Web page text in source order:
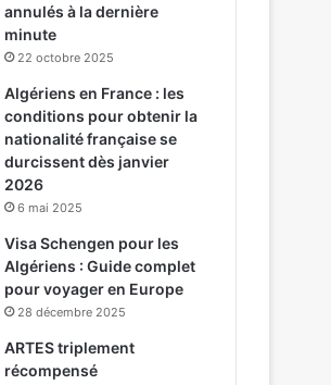
annulés à la dernière
minute
22 octobre 2025
Algériens en France : les
conditions pour obtenir la
nationalité française se
durcissent dès janvier
2026
6 mai 2025
Visa Schengen pour les
Algériens : Guide complet
pour voyager en Europe
28 décembre 2025
ARTES triplement
récompensé